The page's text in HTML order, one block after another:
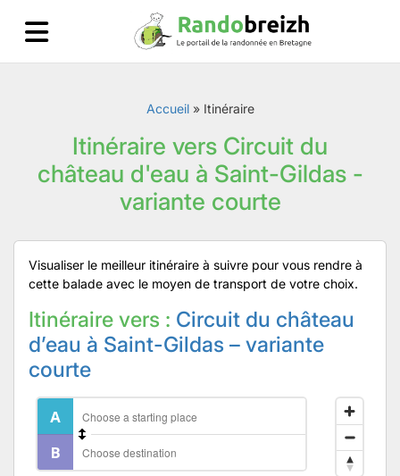
Accueil» Itinéraire
Itinéraire vers Circuit du
château d'eau à Saint-Gildas -
variante courte
Visualiser le meilleur itinéraire à suivre pour vous rendre à
cette balade avec le moyen de transport de votre choix.
Itinéraire vers : Circuit du château
d’eau à Saint-Gildas – variante
courte